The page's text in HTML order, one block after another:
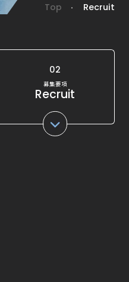
Top ・ Recruit
02
募集要項
Recruit